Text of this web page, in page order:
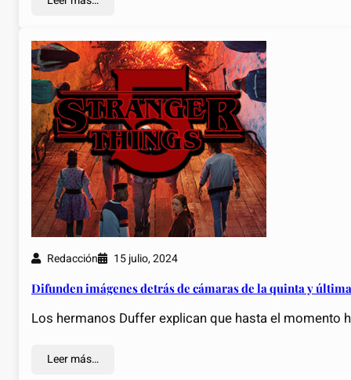
Redacción 15 julio, 2024
Difunden imágenes detrás de cámaras de la quinta y
Los hermanos Duffer explican que hasta el
Leer más…